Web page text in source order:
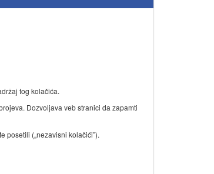
tog kolačića.
Dozvoljava veb stranici da zapamti
posetili („nezavisni kolačići”).